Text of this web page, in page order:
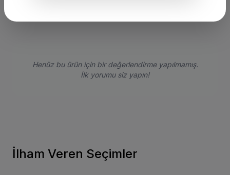
Henüz bu ürün için bir değerlendirme yapılmamış.
İlk yorumu siz yapın!
İlham Veren Seçimler